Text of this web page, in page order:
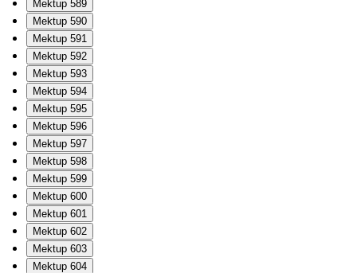
Mektup 589
Mektup 590
Mektup 591
Mektup 592
Mektup 593
Mektup 594
Mektup 595
Mektup 596
Mektup 597
Mektup 598
Mektup 599
Mektup 600
Mektup 601
Mektup 602
Mektup 603
Mektup 604